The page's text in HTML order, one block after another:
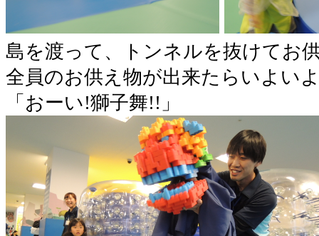
島を渡って、トンネルを抜けてお
全員のお供え物が出来たらいよい
「おーい!獅子舞!!」